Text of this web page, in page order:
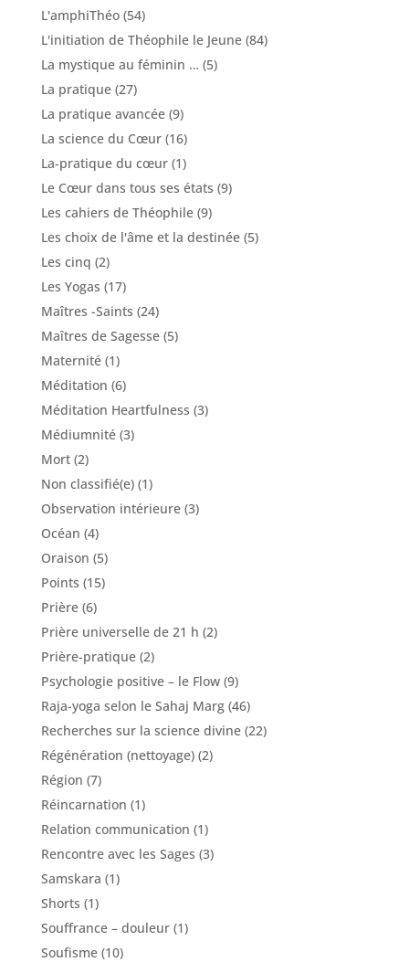
L'amphiThéo(54)
L'initiation de Théophile le Jeune(84)
La mystique au féminin … (5)
La pratique(27)
La pratique avancée(9)
La science du Cœur(16)
La-pratique du cœur(1)
Le Cœur dans tous ses états (9)
Les cahiers de Théophile(9)
Les choix de l'âme et la destinée(5)
Les cinq (2)
Les Yogas (17)
Maîtres -Saints (24)
Maîtres de Sagesse(5)
Maternité(1)
Méditation (6)
Méditation Heartfulness (3)
Médiumnité(3)
Mort(2)
Non classifié(e)(1)
Observation intérieure(3)
Océan (4)
Oraison (5)
Points (15)
Prière(6)
Prière universelle de 21 h (2)
Prière-pratique(2)
Psychologie positive – le Flow(9)
Raja-yoga selon le Sahaj Marg(46)
Recherches sur la science divine(22)
Régénération (nettoyage)(2)
Région (7)
Réincarnation (1)
Relation communication (1)
Rencontre avec les Sages (3)
Samskara (1)
Shorts (1)
Souffrance – douleur(1)
Soufisme(10)